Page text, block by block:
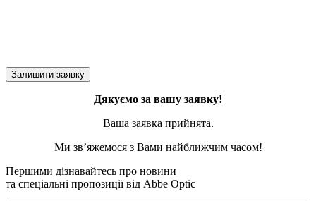
Дякуємо за вашу заявку!
Ваша заявка прийнята.
Ми зв’яжемося з Вами найближчим часом!
Першими дізнавайтесь про новини
та спеціальні пропозиції від Abbe Optic